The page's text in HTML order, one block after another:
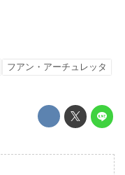
フアン・アーチュレッタ